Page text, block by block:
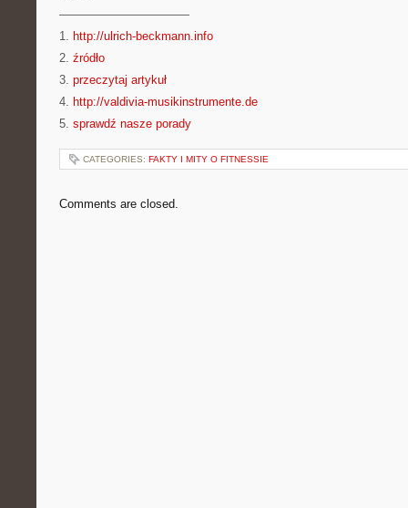
———————————
1. http://ulrich-beckmann.info
2. źródło
3. przeczytaj artykuł
4. http://valdivia-musikinstrumente.de
5. sprawdź nasze porady
CATEGORIES: FAKTY I MITY O FITNESSIE
Comments are closed.